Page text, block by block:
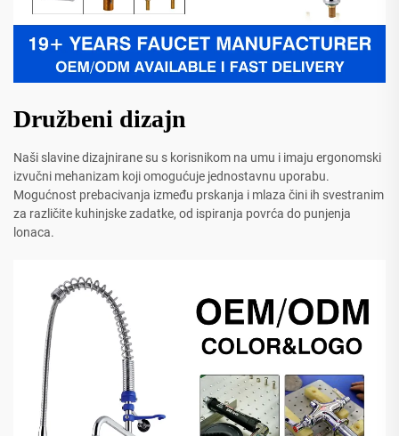
Družbeni dizajn
Naši slavine dizajnirane su s korisnikom na umu i imaju ergonomski
izvučni mehanizam koji omogućuje jednostavnu uporabu.
Mogućnost prebacivanja između prskanja i mlaza čini ih svestranim
za različite kuhinjske zadatke, od ispiranja povrća do punjenja
lonaca.